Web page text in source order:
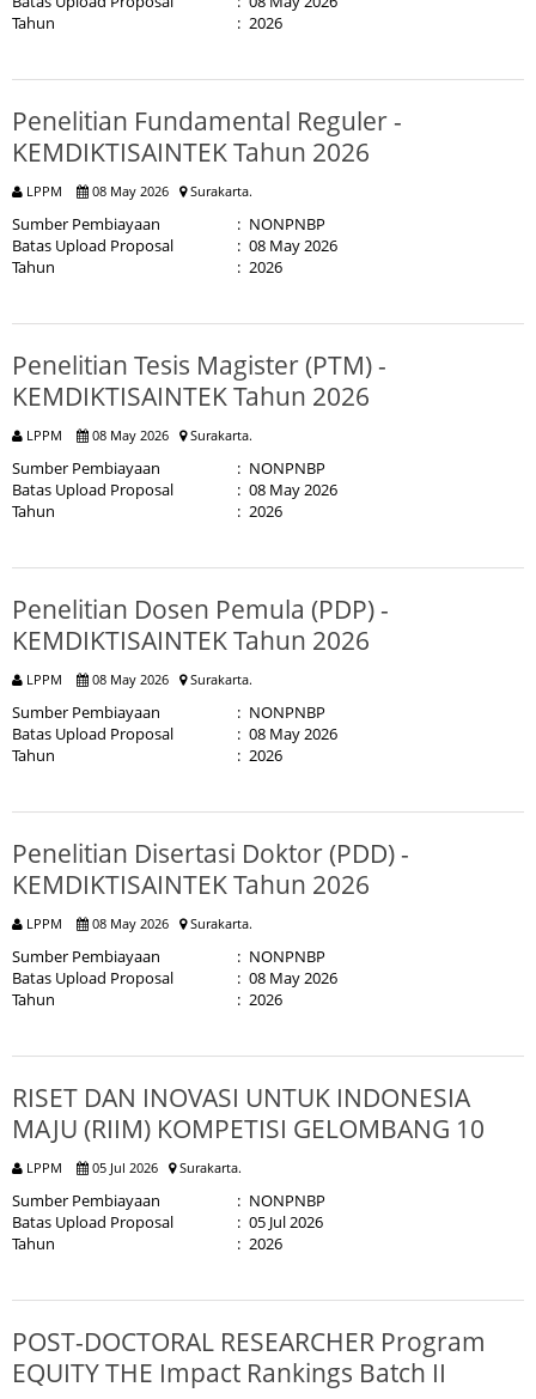
Tahun
: 2026
Penelitian Fundamental Reguler -
KEMDIKTISAINTEK Tahun 2026
LPPM 08 May 2026 Surakarta.
Sumber Pembiayaan : NONPNBP
Batas Upload Proposal
: 08 May 2026
Tahun
: 2026
Penelitian Tesis Magister (PTM) -
KEMDIKTISAINTEK Tahun 2026
LPPM 08 May 2026 Surakarta.
Sumber Pembiayaan : NONPNBP
Batas Upload Proposal
: 08 May 2026
Tahun
: 2026
Penelitian Dosen Pemula (PDP) -
KEMDIKTISAINTEK Tahun 2026
LPPM 08 May 2026 Surakarta.
Sumber Pembiayaan : NONPNBP
Batas Upload Proposal
: 08 May 2026
Tahun
: 2026
Penelitian Disertasi Doktor (PDD) -
KEMDIKTISAINTEK Tahun 2026
LPPM 08 May 2026 Surakarta.
Sumber Pembiayaan : NONPNBP
Batas Upload Proposal
: 08 May 2026
Tahun
: 2026
RISET DAN INOVASI UNTUK INDONESIA
MAJU (RIIM) KOMPETISI GELOMBANG 10
LPPM 05 Jul 2026 Surakarta.
Sumber Pembiayaan : NONPNBP
Batas Upload Proposal
: 05 Jul 2026
Tahun
: 2026
POST-DOCTORAL RESEARCHER Program
EQUITY THE Impact Rankings Batch II